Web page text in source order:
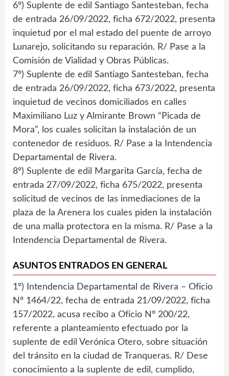
6º) Suplente de edil Santiago Santesteban, fecha
de entrada 26/09/2022, ficha 672/2022, presenta
inquietud por el mal estado del puente de arroyo
Lunarejo, solicitando su reparación. R/ Pase a la
Comisión de Vialidad y Obras Públicas.
7º) Suplente de edil Santiago Santesteban, fecha
de entrada 26/09/2022, ficha 673/2022, presenta
inquietud de vecinos domiciliados en calles
Maximiliano Luz y Almirante Brown “Picada de
Mora”, los cuales solicitan la instalación de un
contenedor de residuos. R/ Pase a la Intendencia
Departamental de Rivera.
8º) Suplente de edil Margarita García, fecha de
entrada 27/09/2022, ficha 675/2022, presenta
solicitud de vecinos de las inmediaciones de la
plaza de la Arenera los cuales piden la instalación
de una malla protectora en la misma. R/ Pase a la
Intendencia Departamental de Rivera.
ASUNTOS ENTRADOS EN GENERAL
1º) Intendencia Departamental de Rivera – Oficio
Nº 1464/22, fecha de entrada 21/09/2022, ficha
157/2022, acusa recibo a Oficio Nº 200/22,
referente a planteamiento efectuado por la
suplente de edil Verónica Otero, sobre situación
del tránsito en la ciudad de Tranqueras. R/ Dese
conocimiento a la suplente de edil, cumplido,